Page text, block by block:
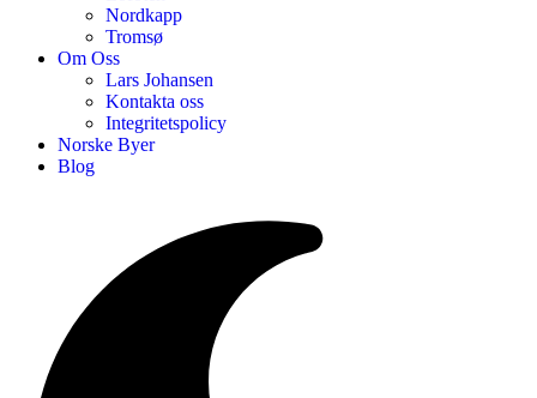
Nordkapp
Tromsø
Om Oss
Lars Johansen
Kontakta oss
Integritetspolicy
Norske Byer
Blog